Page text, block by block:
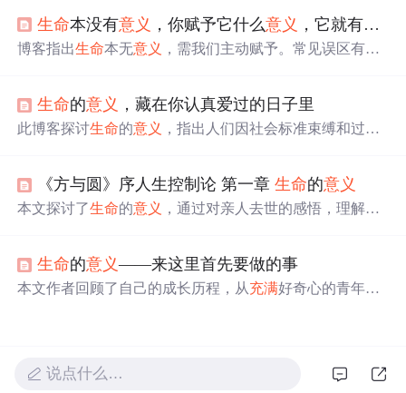
生命本没有意义 ，你赋予它什么意义 ，它就有什么
博客指出生命本无意义 ，需我们主动赋予。常见误区有
予 生命意义，还给出探索热爱、创造价值、规划成长的行
动方案。
生命的意义 ，藏在你认真爱过的日子里
此博客探讨生命的意义 ，指出人们因社会标准束缚和过度
感联结、培养自我关怀，让生命 从迷茫走向丰盈。
《方与圆》序人生控制论 第一章生命的意义
本文探讨了生命的意义 ，通过对亲人去世的感悟，理解生
勇气。
生命的意义——来这里首先要做的事
本文作者回顾了自己的成长历程，从充满好奇心的青年到
长。 说点什么…